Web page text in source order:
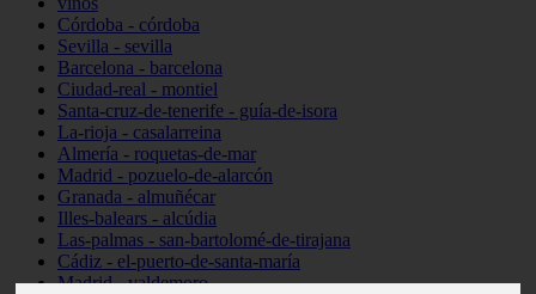
Córdoba - córdoba
Sevilla - sevilla
Barcelona - barcelona
Ciudad-real - montiel
Santa-cruz-de-tenerife - guía-de-isora
La-rioja - casalarreina
Almería - roquetas-de-mar
Madrid - pozuelo-de-alarcón
Granada - almuñécar
Illes-balears - alcúdia
Las-palmas - san-bartolomé-de-tirajana
Cádiz - el-puerto-de-santa-maría
Madrid - valdemoro